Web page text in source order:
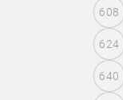
608
624
640